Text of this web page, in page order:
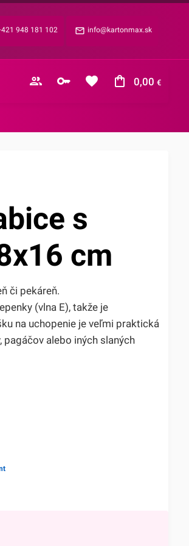
info@kartonmax.sk
948 181 102
0,00€
Zabudnuté heslo?
s
cm
či pekáreň.
(vlna E), takže je
na uchopenie je veľmi praktická
alebo iných slaných